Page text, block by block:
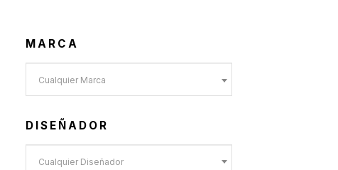
Objetos Iluminados(1)
MARCA
Cualquier Marca
DISEÑADOR
Cualquier Diseñador